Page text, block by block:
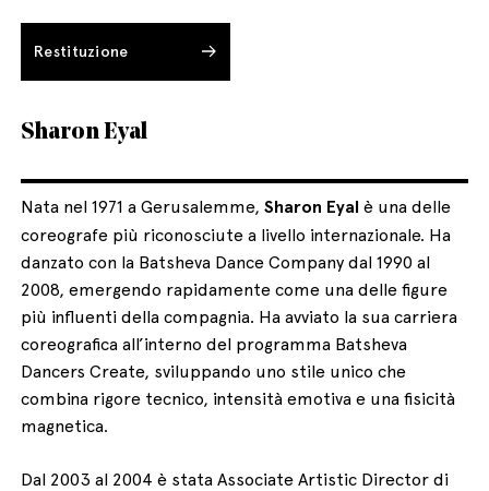
Restituzione
Sharon Eyal
Nata nel 1971 a Gerusalemme,Sharon Eyal è una delle
coreografe più riconosciute a livello internazionale. Ha
danzato con la Batsheva Dance Company dal 1990 al
2008, emergendo rapidamente come una delle figure
più influenti della compagnia. Ha avviato la sua carriera
coreografica all’interno del programma Batsheva
Dancers Create, sviluppando uno stile unico che
combina rigore tecnico, intensità emotiva e una fisicità
magnetica.
Dal 2003 al 2004 è stata Associate Artistic Director di